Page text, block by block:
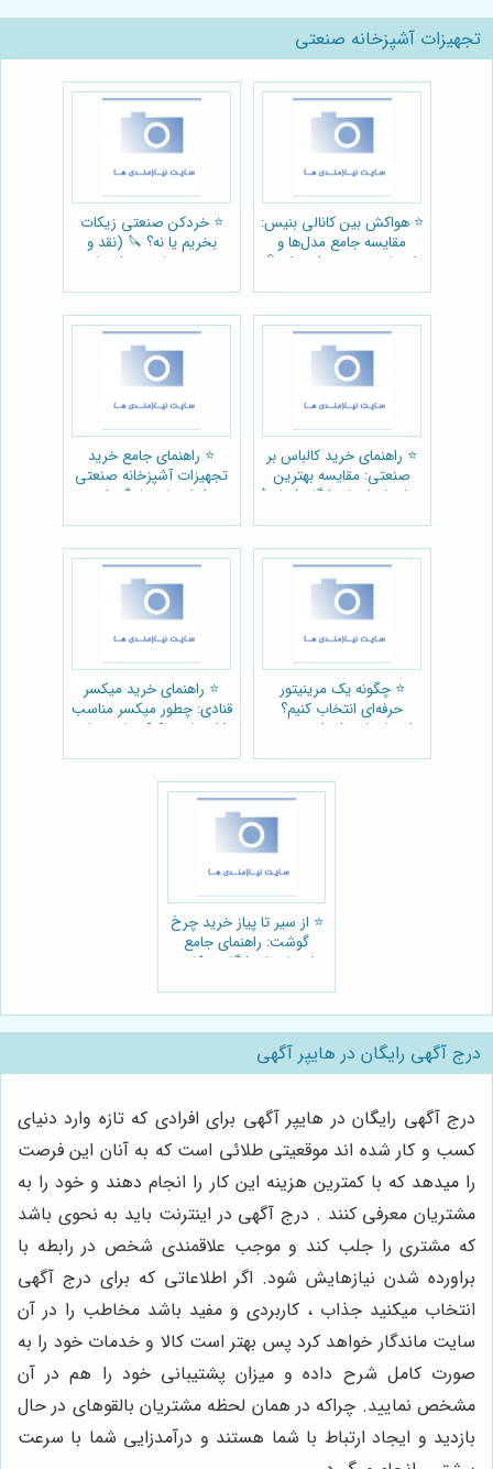
تجهیزات آشپزخانه صنعتی
⭐️ هواکش بین کانالی بنیس:
مقایسه جامع مدل‌ها و
راهنمای خرید هوشمندانه 💨
⭐️ خردکن صنعتی زیکات
بخریم یا نه؟ 🔪 (نقد و
بررسی جامع + راهنمای
⭐️ راهنمای خرید کالباس بر
صنعتی: مقایسه بهترین
مدل‌ها برای فروشگاه شما 🔪
⭐️ راهنمای جامع خرید
تجهیزات آشپزخانه صنعتی
🍳: از انتخاب تا نگهداری +
⭐️ چگونه یک مرینیتور
حرفه‌ای انتخاب کنیم؟
راهنمای فنی-اجرایی تجهیز
⭐️ راهنمای خرید میکسر
قنادی: چطور میکسر مناسب
را انتخاب و کیک‌های رویایی
⭐️ از سیر تا پیاز خرید چرخ
گوشت: راهنمای جامع
انتخاب فروشگاه و نکات
درج آگهی رایگان در هایپر آگهی
درج آگهی رایگان در هایپر آگهی برای افرادی که تازه وارد دنیای
کسب و کار شده ­اند موقعیتی طلائی است که به آنان این فرصت
را می­دهد که با کمترین هزینه این کار را انجام دهند و خود را به
مشتریان معرفی کنند . درج آگهی در اینترنت باید به نحوی باشد
که مشتری را جلب کند و موجب علاقمندی شخص در رابطه با
براورده شدن نیازهایش شود. اگر اطلاعاتی که برای درج آگهی
انتخاب می­کنید جذاب ، کاربردی و مفید باشد مخاطب را در آن
سایت ماندگار خواهد کرد پس بهتر است کالا و خدمات خود را به
صورت کامل شرح داده و میزان پشتیبانی خود را هم در آن
مشخص نمایید. چراکه در همان لحظه مشتریان بالقوه­ای در حال
بازدید و ایجاد ارتباط با شما هستند و درآمدزایی شما با سرعت